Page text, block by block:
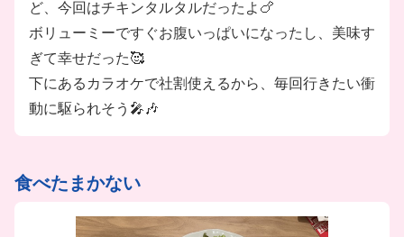
ど、今回はチキンタルタルだったよ🍗
ボリューミーですぐお腹いっぱいになったし、美味す
ぎて幸せだった🥰
下にあるカラオケで社割使えるから、毎回行きたい衝
動に駆られそう🎤🎶
食べたまかない